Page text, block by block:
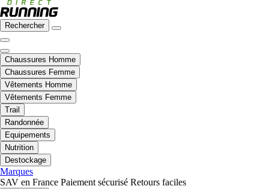
Rechercher
Chaussures Homme
Chaussures Femme
Vêtements Homme
Vêtements Femme
Trail
Randonnée
Equipements
Nutrition
Destockage
Marques
SAV en France Paiement sécurisé Retours faciles